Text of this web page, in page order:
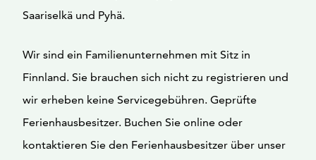
Saariselkä und Pyhä.
Wir sind ein Familienunternehmen mit Sitz in
Finnland. Sie brauchen sich nicht zu registrieren und
wir erheben keine Servicegebühren. Geprüfte
Ferienhausbesitzer. Buchen Sie online oder
kontaktieren Sie den Ferienhausbesitzer über unser